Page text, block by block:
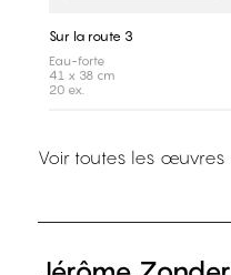
Sur la route 3
Eau-forte
41 x 38 cm
20 ex.
Voir toutes les œuvres